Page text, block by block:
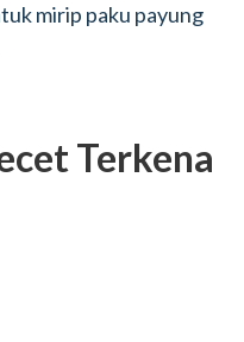
mirip paku payung
Terkena